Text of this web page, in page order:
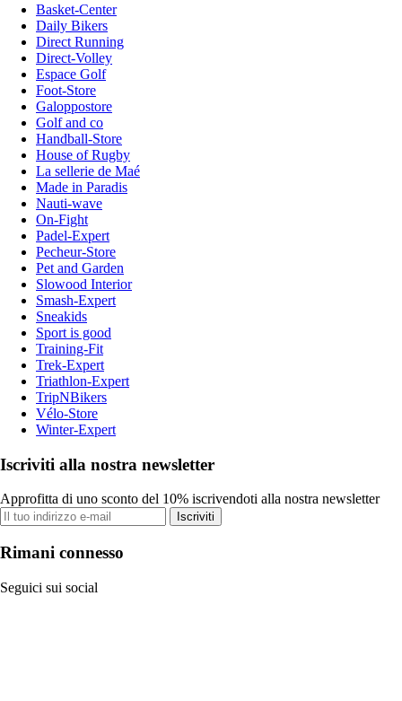
Basket-Center
Daily Bikers
Direct Running
Direct-Volley
Espace Golf
Foot-Store
Galoppostore
Golf and co
Handball-Store
House of Rugby
La sellerie de Maé
Made in Paradis
Nauti-wave
On-Fight
Padel-Expert
Pecheur-Store
Pet and Garden
Slowood Interior
Smash-Expert
Sneakids
Sport is good
Training-Fit
Trek-Expert
Triathlon-Expert
TripNBikers
Vélo-Store
Winter-Expert
Iscriviti alla nostra newsletter
Approfitta di uno sconto del 10% iscrivendoti alla nostra newsletter
Iscriviti
Rimani connesso
Seguici sui social